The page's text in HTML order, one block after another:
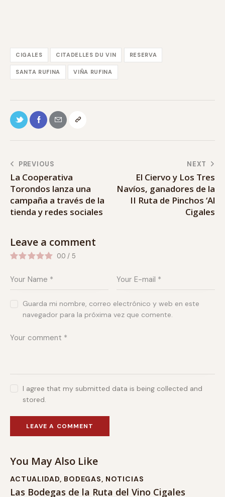
CIGALES CITADELLES DU VIN RESERVA
SANTA RUFINA VIÑA RUFINA
PREVIOUS
La Cooperativa
Torondos lanza una
campaña a través de la
tienda y redes sociales
NEXT
El Ciervo y Los Tres
Navíos, ganadores de la
II Ruta de Pinchos ‘Al
Cigales
Leave a comment
0.0 / 5
Guarda mi nombre, correo electrónico y web en este
navegador para la próxima vez que comente.
I agree that my submitted data is being collected and
stored.
You May Also Like
ACTUALIDAD, BODEGAS, NOTICIAS
Las Bodegas de la Ruta del Vino Cigales